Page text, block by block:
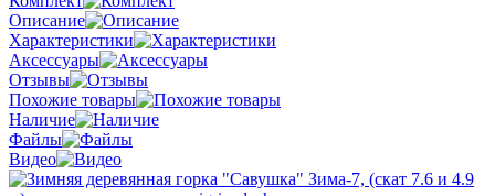
Описание
Характеристики
Аксессуары
Отзывы
Похожие товары
Наличие
Файлы
Видео